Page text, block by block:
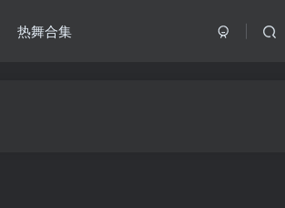
热舞合集